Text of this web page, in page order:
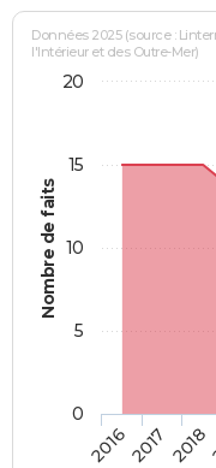
Nombre de faits
Données 2025 (source :
l'Intérieur et des Outre-Mer)
20162017 2018
0
5
10
15
20